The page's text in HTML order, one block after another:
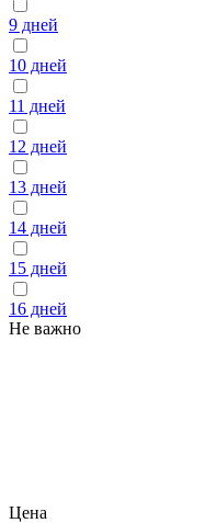
9 дней
10 дней
11 дней
12 дней
13 дней
14 дней
15 дней
16 дней
Не важно
Цена